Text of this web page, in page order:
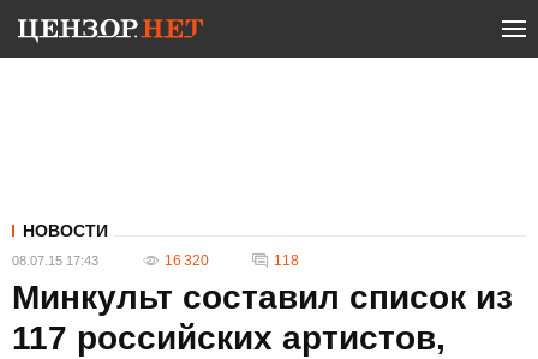
НОВОСТИ
08.07.15 17:43 16 320 118
Минкульт составил список из
117 российских артистов,